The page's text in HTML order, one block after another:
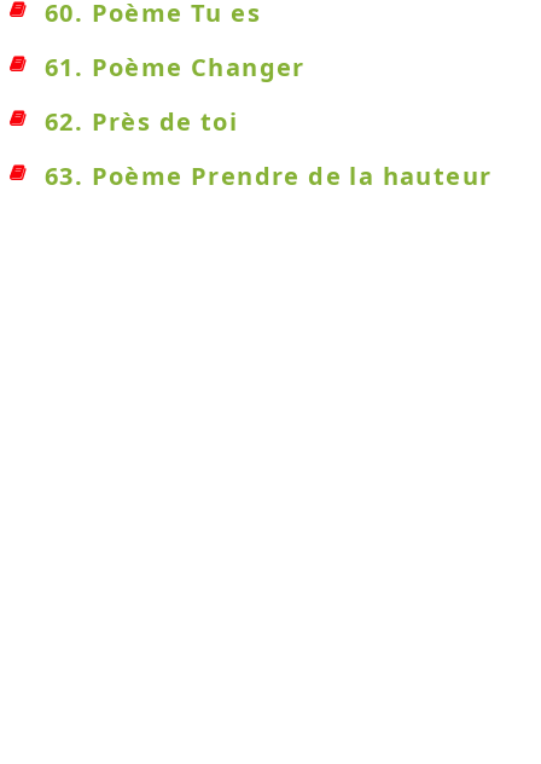
60. Poème Tu es
61. Poème Changer
62. Près de toi
63. Poème Prendre de la hauteur